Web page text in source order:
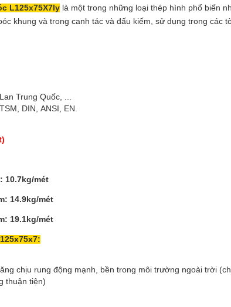
L125x75X7ly là một trong những loại thép hình phổ biến
khung và trong canh tác và đấu kiếm, sử dụng trong các
Trung Quốc, ...
DIN, ANSI, EN.
: 10.7kg/mét
: 14.9kg/mét
: 19.1kg/mét
chịu rung động mạnh, bền trong môi trường ngoài trời
thuận tiện)